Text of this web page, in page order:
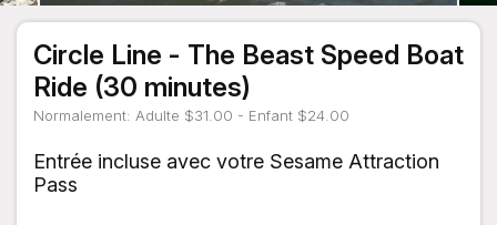
Circle Line - The Beast Speed Boat
Ride (30 minutes)
Normalement: Adulte $31.00 - Enfant $24.00
Entrée incluse avec votre Sesame Attraction
Pass